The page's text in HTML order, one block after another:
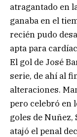
atragantado en
ganaba en el
recién pudo
apta para
El gol de José
serie, de ahí al
alteraciones.
pero celebró en
goles de Nuñez,
atajó el penal